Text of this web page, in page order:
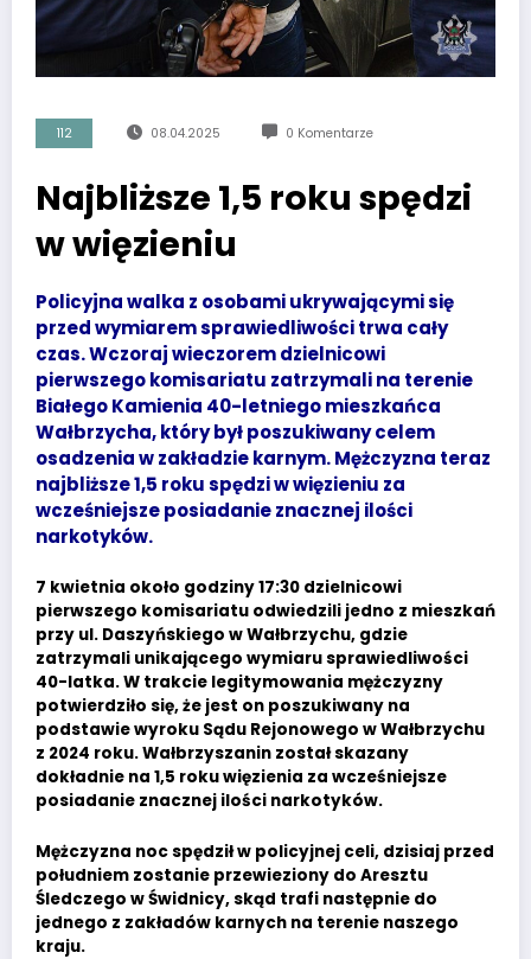
112 08.04.2025 0 Komentarze
Najbliższe 1,5 roku spędzi
w więzieniu
Policyjna walka z osobami ukrywającymi się
przed wymiarem sprawiedliwości trwa cały
czas. Wczoraj wieczorem dzielnicowi
pierwszego komisariatu zatrzymali na terenie
Białego Kamienia 40-letniego mieszkańca
Wałbrzycha, który był poszukiwany celem
osadzenia w zakładzie karnym. Mężczyzna teraz
najbliższe 1,5 roku spędzi w więzieniu za
wcześniejsze posiadanie znacznej ilości
narkotyków.
7 kwietnia około godziny 17:30 dzielnicowi
pierwszego komisariatu odwiedzili jedno z mieszkań
przy ul. Daszyńskiego w Wałbrzychu, gdzie
zatrzymali unikającego wymiaru sprawiedliwości
40-latka. W trakcie legitymowania mężczyzny
potwierdziło się, że jest on poszukiwany na
podstawie wyroku Sądu Rejonowego w Wałbrzychu
z 2024 roku. Wałbrzyszanin został skazany
dokładnie na 1,5 roku więzienia za wcześniejsze
posiadanie znacznej ilości narkotyków.
Mężczyzna noc spędził w policyjnej celi, dzisiaj przed
południem zostanie przewieziony do Aresztu
Śledczego w Świdnicy, skąd trafi następnie do
jednego z zakładów karnych na terenie naszego
kraju.